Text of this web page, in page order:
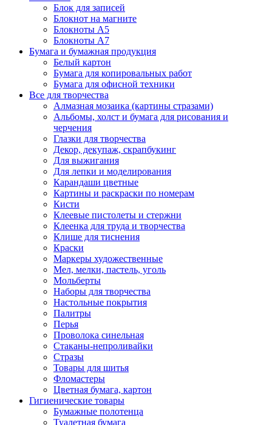
Блок для записей
Блокнот на магните
Блокноты А5
Блокноты А7
Бумага и бумажная продукция
Белый картон
Бумага для копировальных работ
Бумага для офисной техники
Все для творчества
Алмазная мозаика (картины стразами)
Альбомы, холст и бумага для рисования и
черчения
Глазки для творчества
Декор, декупаж, скрапбукинг
Для выжигания
Для лепки и моделирования
Карандаши цветные
Картины и раскраски по номерам
Кисти
Клеевые пистолеты и стержни
Клеенка для труда и творчества
Клише для тиснения
Краски
Маркеры художественные
Мел, мелки, пастель, уголь
Мольберты
Наборы для творчества
Настольные покрытия
Палитры
Перья
Проволока синельная
Стаканы-непроливайки
Стразы
Товары для шитья
Фломастеры
Цветная бумага, картон
Гигиенические товары
Бумажные полотенца
Туалетная бумага